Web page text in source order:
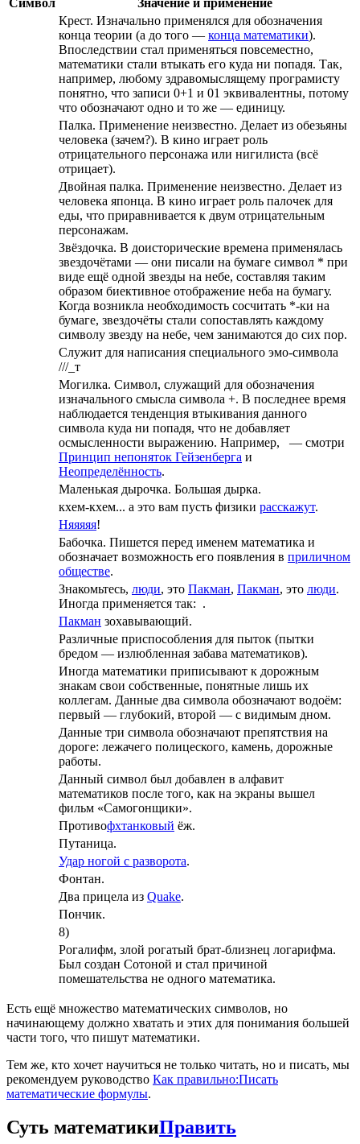
Крест. Изначально применялся для обозначения
конца теории (а до того — конца математики).
Впоследствии стал применяться повсеместно,
математики стали втыкать его куда ни попадя. Так,
например, любому здравомыслящему програмисту
понятно, что записи 0+1 и 01 эквивалентны, потому
что обозначают одно и то же — единицу.
Палка. Применение неизвестно. Делает из обезьяны
человека (зачем?). В кино играет роль
отрицательного персонажа или нигилиста (всё
отрицает).
Двойная палка. Применение неизвестно. Делает из
человека японца. В кино играет роль палочек для
еды, что приравнивается к двум отрицательным
персонажам.
Звёздочка. В доисторические времена применялась
звездочётами — они писали на бумаге символ * при
виде ещё одной звезды на небе, составляя таким
образом биективное отображение неба на бумагу.
Когда возникла необходимость сосчитать *-ки на
бумаге, звездочёты стали сопоставлять каждому
символу звезду на небе, чем занимаются до сих пор.
Служит для написания специального эмо-символа
///_т
Могилка. Символ, служащий для обозначения
изначального смысла символа +. В последнее время
наблюдается тенденция втыкивания данного
символа куда ни попадя, что не добавляет
осмысленности выражению. Например,
— смотри
Принцип непоняток Гейзенберга и
Неопределённость.
Маленькая дырочка. Большая дырка.
кхем-кхем... а это вам пусть физики расскажут.
Няяяяя!
Бабочка. Пишется перед именем математика и
обозначает возможность его появления в приличном
обществе.
Знакомьтесь, люди, это Пакман, Пакман, это люди.
Иногда применяется так: .
Пакман зохавывающий.
Различные приспособления для пыток (пытки
бредом — излюбленная забава математиков).
Иногда математики приписывают к дорожным
знакам свои собственные, понятные лишь их
коллегам. Данные два символа обозначают водоём:
первый — глубокий, второй — с видимым дном.
Данные три символа обозначают препятствия на
дороге: лежачего полицеского, камень, дорожные
работы.
Данный символ был добавлен в алфавит
математиков после того, как на экраны вышел
фильм «Самогонщики».
Противофхтанковый ёж.
Путаница.
Удар ногой с разворота.
Фонтан.
Два прицела из Quake.
Пончик.
8)
Рогалифм, злой рогатый брат-близнец логарифма.
Был создан Сотоной и стал причиной
помешательства не одного математика.
Есть ещё множество математических символов, но
начинающему должно хватать и этих для понимания большей
части того, что пишут математики.
Тем же, кто хочет научиться не только читать, но и писать, мы
рекомендуем руководство Как правильно:Писать
математические формулы.
Суть математикиПравить